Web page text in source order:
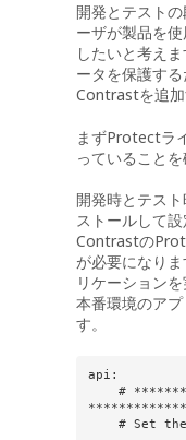
開発とテスト
ーザが製品を
したいと考え
ータを保護す
Contrastを追加
まずProtectラ
っていることを
開発時とテス
ストールして
Contrastの
が必要になり
リケーション
本番環境のア
す。
api: